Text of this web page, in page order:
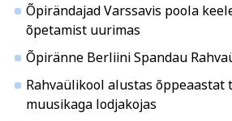
Õpirändajad Varssavis poola
õpetamist uurimas
Õpiränne Berliini Spandau
Rahvaülikool alustas
muusikaga lodjakojas